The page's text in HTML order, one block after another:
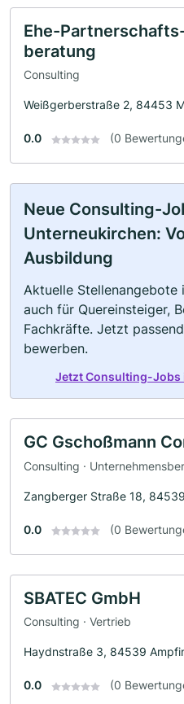
Ehe-
beratung
Consulting
Weißgerberstraße 2, 84453
0.0 (0
Neue Consulting-
Unterneukirchen:
Ausbildung
Aktuelle Stellenangebote
auch für Quereinsteiger,
Fachkräfte. Jetzt
bewerben.
Jetzt Consulting-Jobs
GC Gschoßmann
Consulting ·
Zangberger Straße 18,
0.0 (0
SBATEC GmbH
Consulting · Vertrieb
Haydnstraße 3, 84539
0.0 (0